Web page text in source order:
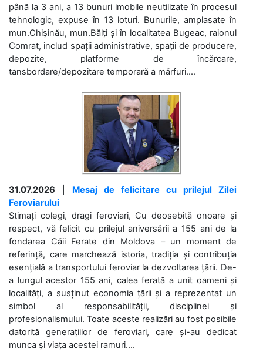
până la 3 ani, a 13 bunuri imobile neutilizate în procesul
tehnologic, expuse în 13 loturi. Bunurile, amplasate în
mun.Chișinău, mun.Bălți și în localitatea Bugeac, raionul
Comrat, includ spații administrative, spații de producere,
depozite, platforme de încărcare,
tansbordare/depozitare temporară a mărfuri....
31.07.2026
Mesaj de felicitare cu prilejul Zilei
Feroviarului
Stimați colegi, dragi feroviari, Cu deosebită onoare și
respect, vă felicit cu prilejul aniversării a 155 ani de la
fondarea Căii Ferate din Moldova – un moment de
referință, care marchează istoria, tradiția și contribuția
esențială a transportului feroviar la dezvoltarea țării. De-
a lungul acestor 155 ani, calea ferată a unit oameni și
localități, a susținut economia țării și a reprezentat un
simbol al responsabilității, disciplinei și
profesionalismului. Toate aceste realizări au fost posibile
datorită generațiilor de feroviari, care și-au dedicat
munca și viața acestei ramuri....